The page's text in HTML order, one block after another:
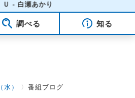
- 白瀬あかり
調べる 知る
） 〉番組ブログ